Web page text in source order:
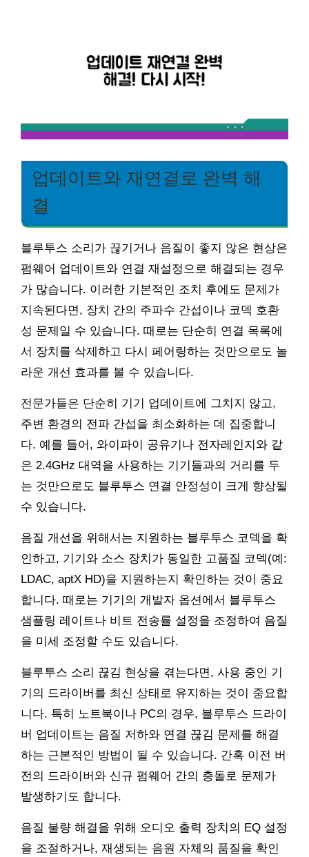
업데이트와 재연결로 완벽 해
결
블루투스 소리가 끊기거나 음질이 좋지 않은 현상은
펌웨어 업데이트와 연결 재설정으로 해결되는 경우
가 많습니다. 이러한 기본적인 조치 후에도 문제가
지속된다면, 장치 간의 주파수 간섭이나 코덱 호환
성 문제일 수 있습니다. 때로는 단순히 연결 목록에
서 장치를 삭제하고 다시 페어링하는 것만으로도 놀
라운 개선 효과를 볼 수 있습니다.
전문가들은 단순히 기기 업데이트에 그치지 않고,
주변 환경의 전파 간섭을 최소화하는 데 집중합니
다. 예를 들어, 와이파이 공유기나 전자레인지와 같
은 2.4GHz 대역을 사용하는 기기들과의 거리를 두
는 것만으로도 블루투스 연결 안정성이 크게 향상될
수 있습니다.
음질 개선을 위해서는 지원하는 블루투스 코덱을 확
인하고, 기기와 소스 장치가 동일한 고품질 코덱(예:
LDAC, aptX HD)을 지원하는지 확인하는 것이 중요
합니다. 때로는 기기의 개발자 옵션에서 블루투스
샘플링 레이트나 비트 전송률 설정을 조정하여 음질
을 미세 조정할 수도 있습니다.
블루투스 소리 끊김 현상을 겪는다면, 사용 중인 기
기의 드라이버를 최신 상태로 유지하는 것이 중요합
니다. 특히 노트북이나 PC의 경우, 블루투스 드라이
버 업데이트는 음질 저하와 연결 끊김 문제를 해결
하는 근본적인 방법이 될 수 있습니다. 간혹 이전 버
전의 드라이버와 신규 펌웨어 간의 충돌로 문제가
발생하기도 합니다.
음질 불량 해결을 위해 오디오 출력 장치의 EQ 설정
을 조절하거나, 재생되는 음원 자체의 품질을 확인